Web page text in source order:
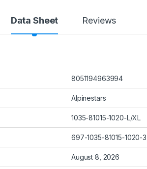
Data Sheet Reviews
8051194963994
Alpinestars
1035-81015-1020-L/XL
697-1035-81015-1020-3
August 8, 2026